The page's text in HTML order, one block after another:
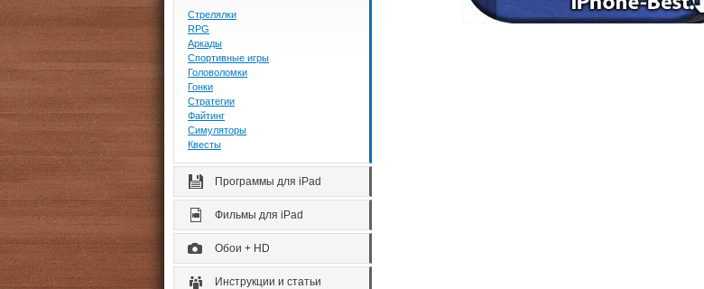
Стрелялки
RPG
Аркады
Спортивные игры
Головоломки
Гонки
Стратегии
Файтинг
Симуляторы
Квесты
Программы для iPad
Фильмы для iPad
Обои + HD
Инструкции и статьи